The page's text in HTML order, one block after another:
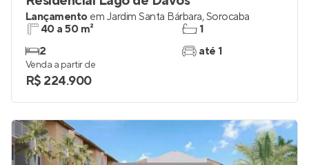
Lançamento em Jardim Santa Bárbara,Sorocaba
40 a 50 m²
2
1
até 1
Venda a partir de
R$ 224.900